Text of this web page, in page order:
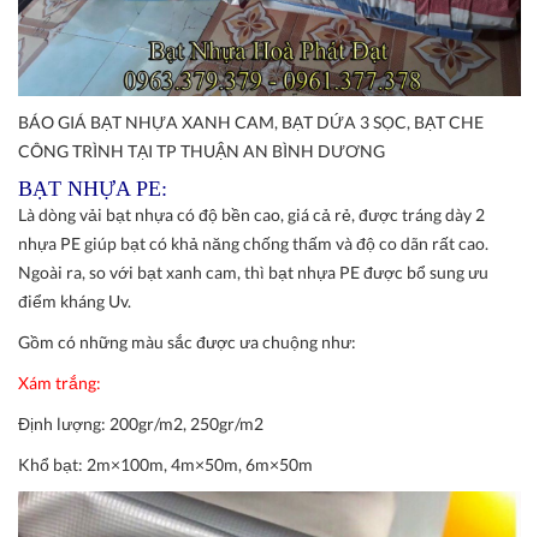
BÁO GIÁ BẠT NHỰA XANH CAM, BẠT DỨA 3 SỌC, BẠT CHE
CÔNG TRÌNH TẠI TP THUẬN AN BÌNH DƯƠNG
BẠT NHỰA PE:
Là dòng vải bạt nhựa có độ bền cao, giá cả rẻ, được tráng dày 2
nhựa PE giúp bạt có khả năng chống thấm và độ co dãn rất cao.
Ngoài ra, so với bạt xanh cam, thì bạt nhựa PE được bổ sung ưu
điểm kháng Uv.
Gồm có những màu sắc được ưa chuộng như:
Xám trắng:
Định lượng: 200gr/m2, 250gr/m2
Khổ bạt: 2m×100m, 4m×50m, 6m×50m